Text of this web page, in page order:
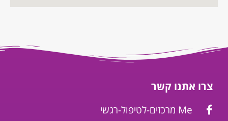
צרו אתנו קשר
Me מרכזים-לטיפול-רגשי